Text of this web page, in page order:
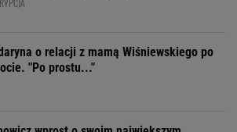
o relacji z mamą Wiśniewskiego po
"Po prostu..."